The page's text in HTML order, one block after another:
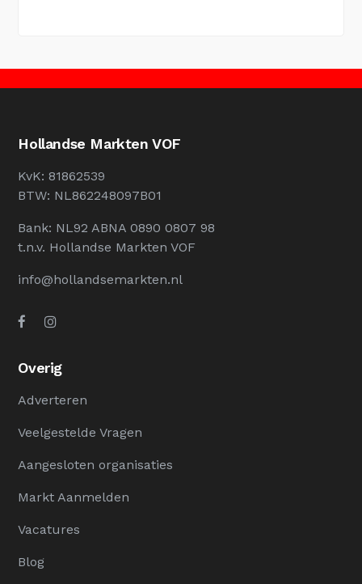
Hollandse Markten VOF
KvK: 81862539
BTW: NL862248097B01
Bank: NL92 ABNA 0890 0807 98
t.n.v. Hollandse Markten VOF
info@hollandsemarkten.nl
Overig
Adverteren
Veelgestelde Vragen
Aangesloten organisaties
Markt Aanmelden
Vacatures
Blog